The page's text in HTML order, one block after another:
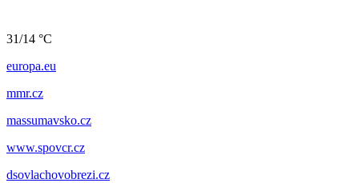
31/14 °C
europa.eu
mmr.cz
massumavsko.cz
www.spovcr.cz
dsovlachovobrezi.cz